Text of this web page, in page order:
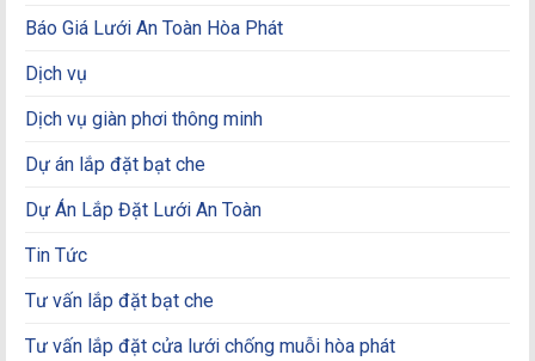
Báo Giá Lưới An Toàn Hòa Phát
Dịch vụ
Dịch vụ giàn phơi thông minh
Dự án lắp đặt bạt che
Dự Án Lắp Đặt Lưới An Toàn
Tin Tức
Tư vấn lắp đặt bạt che
Tư vấn lắp đặt cửa lưới chống muỗi hòa phát